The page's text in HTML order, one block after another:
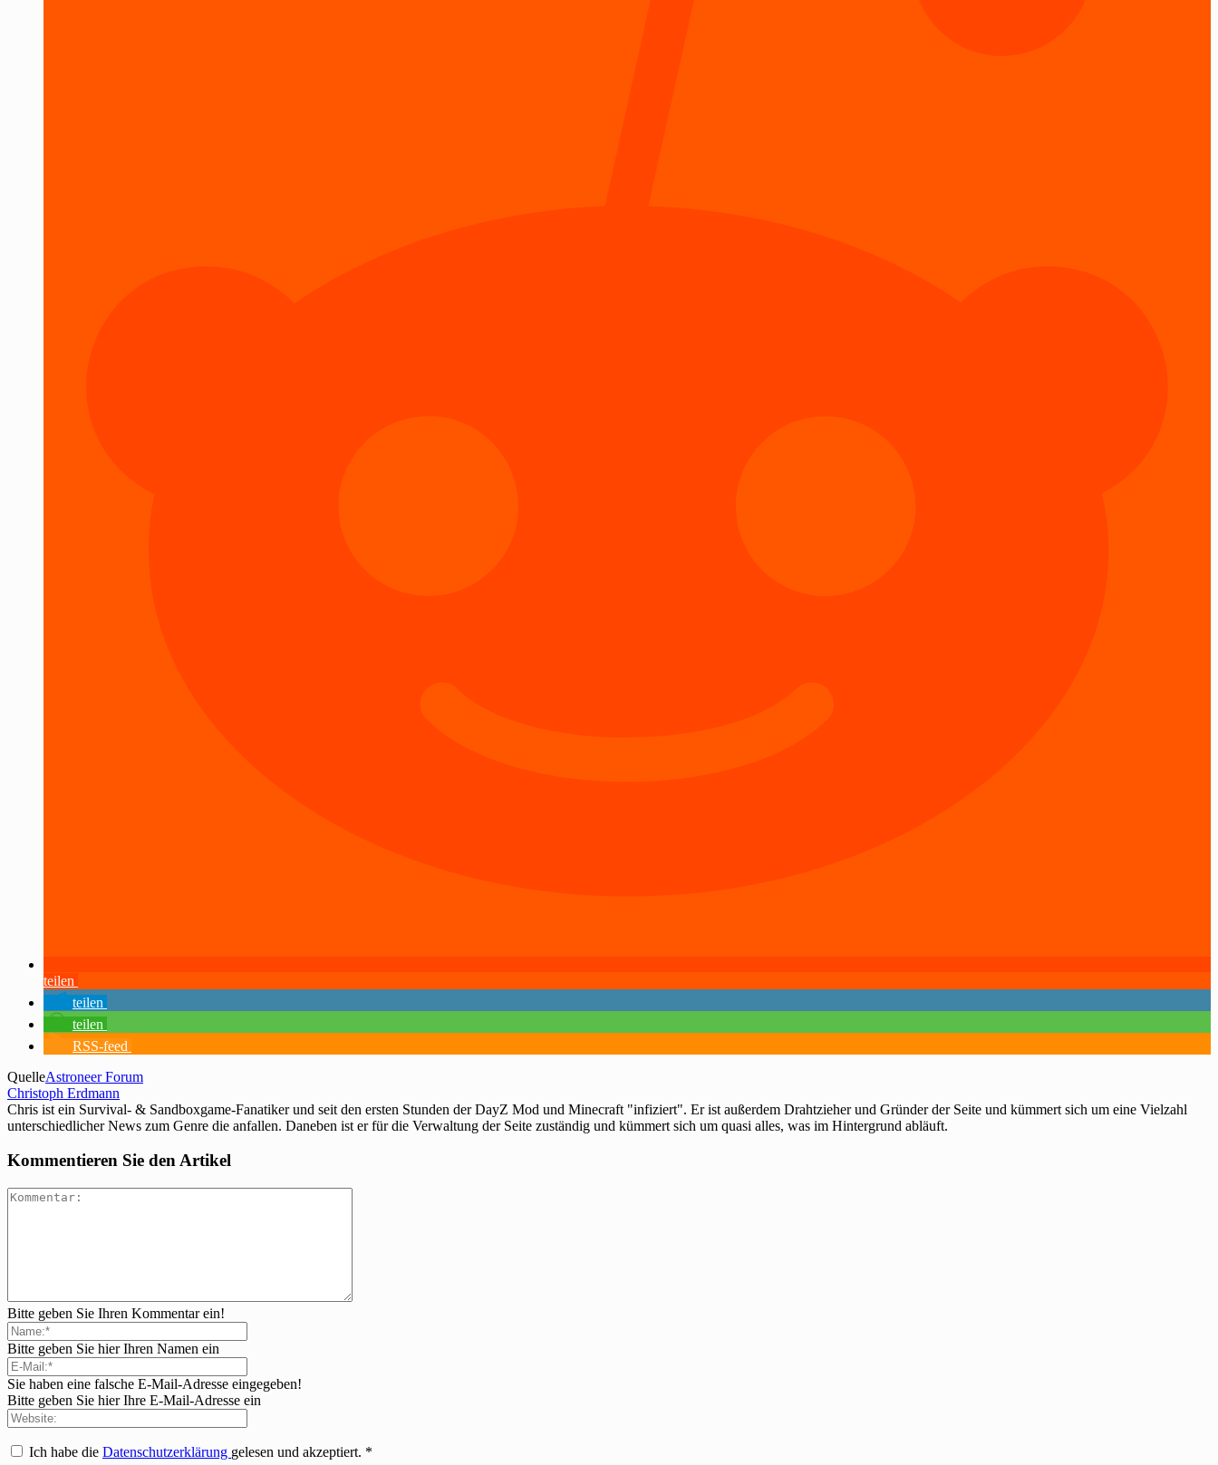
teilen
teilen
teilen
RSS-feed
QuelleAstroneer Forum
Christoph Erdmann
Chris ist ein Survival- & Sandboxgame-Fanatiker und seit den ersten Stunden der DayZ Mod und Minecraft "infiziert". Er ist außerdem Drahtzieher und Gründer der Seite und kümmert sich um eine Vielzahl
unterschiedlicher News zum Genre die anfallen. Daneben ist er für die Verwaltung der Seite zuständig und kümmert sich um quasi alles, was im Hintergrund abläuft.
Kommentieren Sie den Artikel
Bitte geben Sie Ihren Kommentar ein!
Bitte geben Sie hier Ihren Namen ein
Sie haben eine falsche E-Mail-Adresse eingegeben!
Bitte geben Sie hier Ihre E-Mail-Adresse ein
Ich habe die Datenschutzerklärung gelesen und akzeptiert. *